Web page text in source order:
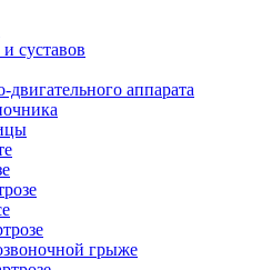
суставов
двигательного аппарата
грыже